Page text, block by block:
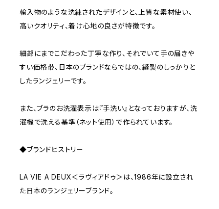
輸入物のような洗練されたデザインと、上質な素材使い、
高いクオリティ、着け心地の良さが特徴です。
細部にまでこだわった丁寧な作り、それでいて手の届きや
すい価格帯、日本のブランドならではの、縫製のしっかりと
したランジェリーです。
また、ブラのお洗濯表示は『手洗い』となっておりますが、洗
濯機で洗える基準（ネット使用）で作られています。
◆ブランドヒストリー
LA VIE A DEUX＜ラヴィアドゥ＞は、1986年に設立され
た日本のランジェリーブランド。